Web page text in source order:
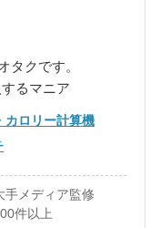
タクです。
るマニア
カロリー計算機
手メディア監修
件以上